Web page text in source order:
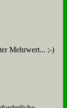
Mehr­wert... ;-)